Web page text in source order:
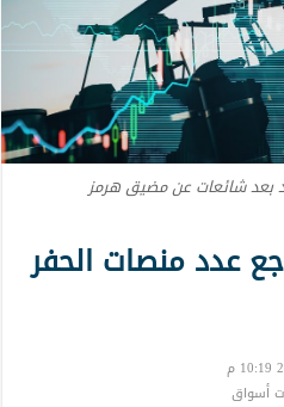
بعد شائعات عن مضيق هرمز
عدد منصات الحفر
أسواق